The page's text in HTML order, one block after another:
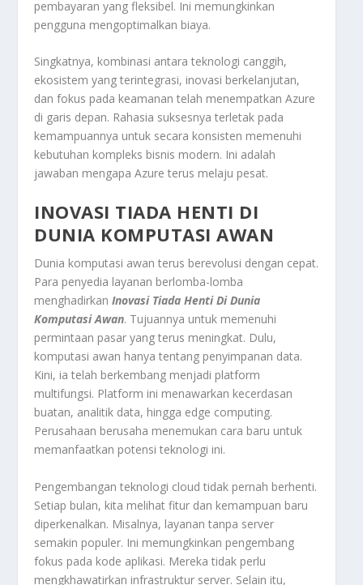
pembayaran yang fleksibel. Ini memungkinkan
pengguna mengoptimalkan biaya.
Singkatnya, kombinasi antara teknologi canggih,
ekosistem yang terintegrasi, inovasi berkelanjutan,
dan fokus pada keamanan telah menempatkan Azure
di garis depan. Rahasia suksesnya terletak pada
kemampuannya untuk secara konsisten memenuhi
kebutuhan kompleks bisnis modern. Ini adalah
jawaban mengapa Azure terus melaju pesat.
INOVASI TIADA HENTI DI
DUNIA KOMPUTASI AWAN
Dunia komputasi awan terus berevolusi dengan cepat.
Para penyedia layanan berlomba-lomba
menghadirkanInovasi Tiada Henti Di Dunia
Komputasi Awan. Tujuannya untuk memenuhi
permintaan pasar yang terus meningkat. Dulu,
komputasi awan hanya tentang penyimpanan data.
Kini, ia telah berkembang menjadi platform
multifungsi. Platform ini menawarkan kecerdasan
buatan, analitik data, hingga edge computing.
Perusahaan berusaha menemukan cara baru untuk
memanfaatkan potensi teknologi ini.
Pengembangan teknologi cloud tidak pernah berhenti.
Setiap bulan, kita melihat fitur dan kemampuan baru
diperkenalkan. Misalnya, layanan tanpa server
semakin populer. Ini memungkinkan pengembang
fokus pada kode aplikasi. Mereka tidak perlu
mengkhawatirkan infrastruktur server. Selain itu,